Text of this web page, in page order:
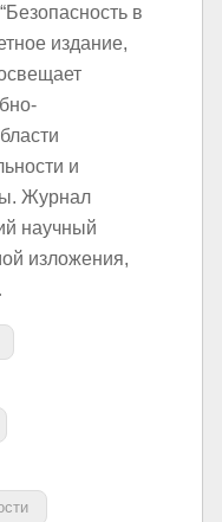
в
издание,
и
Журнал
научный
изложения,